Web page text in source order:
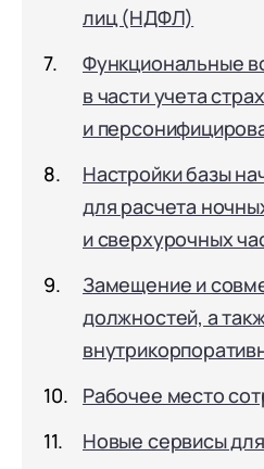
лиц (НДФЛ)
Функциональные
в части учета
и
Настройки базы
для расчета
и сверхурочных
Замещение и
должностей, а
Рабочее место
Новые сервисы
Переход с Terrasoft
1С-Битрикс 24
документооборот
Внутренний
1С:Документооборот 8
Управление
1С:Управление
WA:Финансист
Отраслевые решения
Бизнес-аналитика (BI)
Прочие отрасли
Контакты
Релокация
Грейды
Истории успеха